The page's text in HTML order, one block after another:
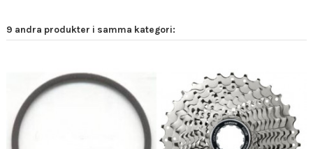
9 andra produkter i samma kategori: